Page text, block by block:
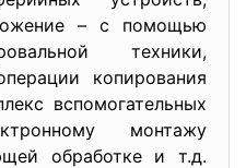
– с помощью
техники,
копирования
вспомогательных
монтажу
обработке и т.д.